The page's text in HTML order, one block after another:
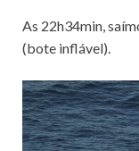
As 22h34min,
(bote inflável).